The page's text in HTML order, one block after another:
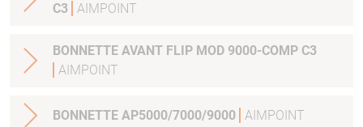
C3
AIMPOINT
BONNETTE AVANT FLIP MOD 9000-COMP C3
AIMPOINT
BONNETTE AP5000/7000/9000 AIMPOINT